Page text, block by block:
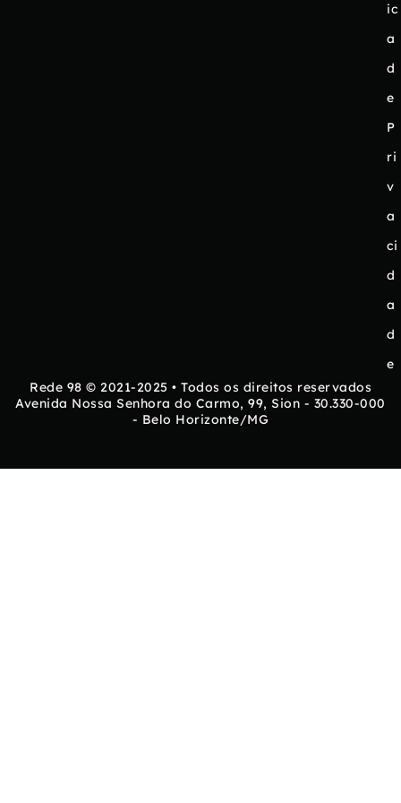
ic
a
d
e
P
ri
v
a
ci
d
a
d
e
Rede 98 © 2021-2025 • Todos os direitos reservados
Avenida Nossa Senhora do Carmo, 99, Sion - 30.330-000
- Belo Horizonte/MG